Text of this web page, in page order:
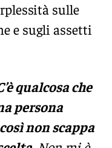
sulle
e sugli assetti
qualcosa che
persona
non scappa